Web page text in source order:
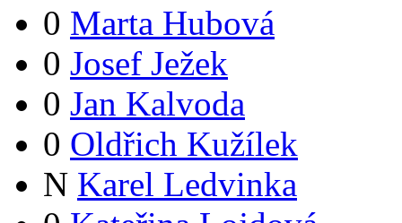
0 Marta Hubová
0 Josef Ježek
0 Jan Kalvoda
0 Oldřich Kužílek
N Karel Ledvinka